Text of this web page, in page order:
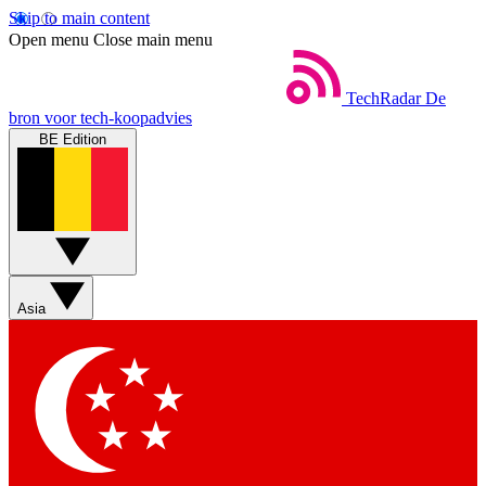
Skip to main content
Open menu Close main menu
TechRadar De
bron voor tech-koopadvies
BE Edition
Asia